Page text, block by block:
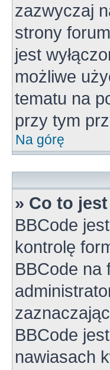
zazwyczaj
strony
jest
możliwe
tematu na
przy tym
Na górę
» Co to
BBCode
kontrolę
BBCode na
BBCode
nawiasach